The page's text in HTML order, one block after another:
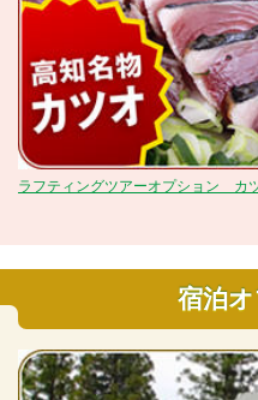
ラフティングツアーオプション カ
宿泊